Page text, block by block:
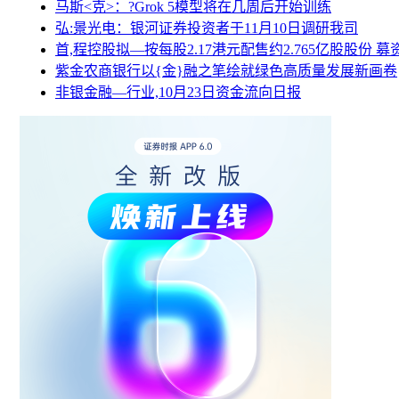
马斯<克>：?Grok 5模型将在几周后开始训练
弘:景光电：银河证券投资者于11月10日调研我司
首,程控股拟—按每股2.17港元配售约2.765亿股股份 募
紫金农商银行以{金}融之笔绘就绿色高质量发展新画卷
非银金融—行业,10月23日资金流向日报